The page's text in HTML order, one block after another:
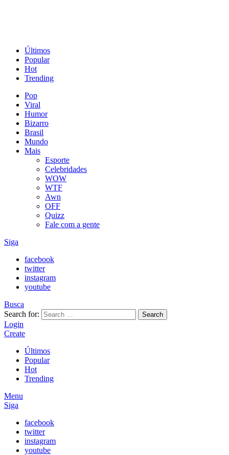
Últimos
Popular
Hot
Trending
Pop
Viral
Humor
Bizarro
Brasil
Mundo
Mais
Esporte
Celebridades
WOW
WTF
Awn
OFF
Quizz
Fale com a gente
Siga
facebook
twitter
instagram
youtube
Busca
Search for:
Search
Login
Create
Últimos
Popular
Hot
Trending
Menu
Siga
facebook
twitter
instagram
youtube